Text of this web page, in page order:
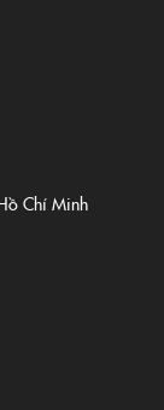
Chí Minh